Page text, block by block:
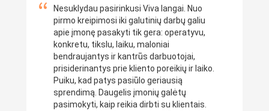
Nesuklydau pasirinkusi Viva langai. Nuo
pirmo kreipimosi iki galutinių darbų galiu
apie įmonę pasakyti tik gera: operatyvu,
konkretu, tikslu, laiku, maloniai
bendraujantys ir kantrūs darbuotojai,
prisiderinantys prie kliento poreikių ir laiko.
Puiku, kad patys pasiūlo geriausią
sprendimą. Daugelis įmonių galėtų
pasimokyti, kaip reikia dirbti su klientais.